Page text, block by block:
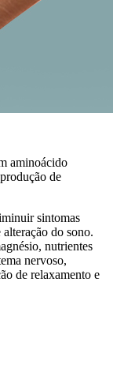
aminoácido
de
sintomas
alteração do sono.
nutrientes
nervoso,
de relaxamento e